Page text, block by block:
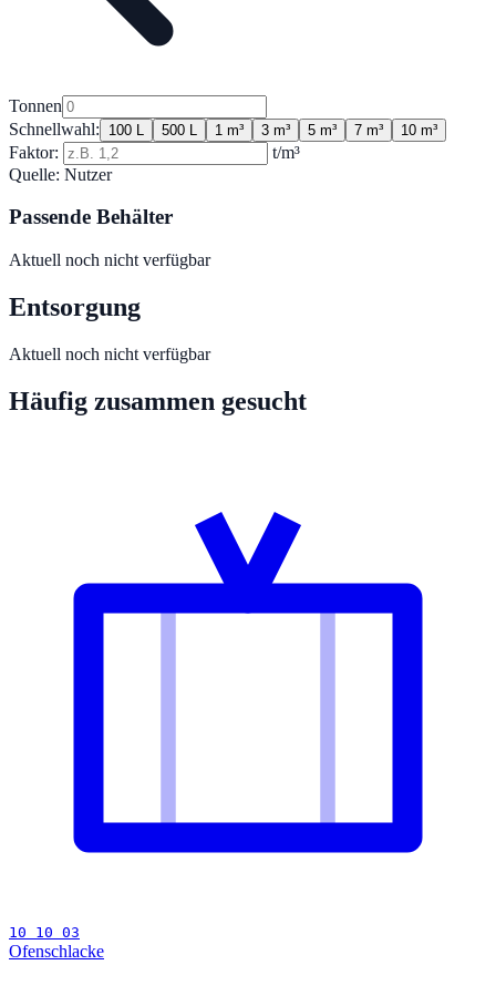
Tonnen
Schnellwahl:
100 L 500 L 1 m³ 3 m³ 5 m³ 7 m³ 10 m³
Faktor:
t/m³
Quelle: Nutzer
Passende Behälter
Aktuell noch nicht verfügbar
Entsorgung
Aktuell noch nicht verfügbar
Häufig zusammen gesucht
10 10 03
Ofenschlacke